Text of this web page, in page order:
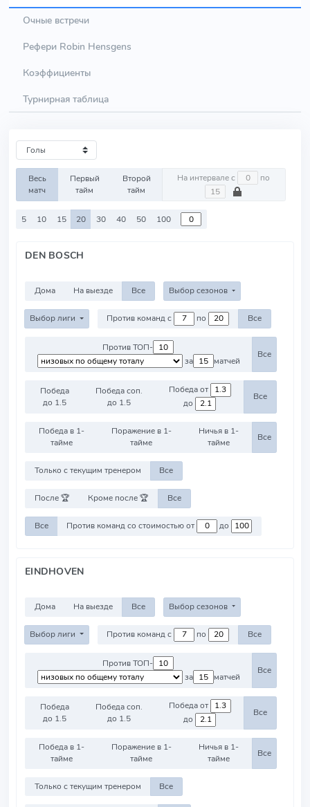
Очные встречи
Рефери Robin Hensgens
Коэффициенты
Турнирная таблица
Весь
матч
Первый
тайм
Второй
тайм
На интервале с по
5 10 15 20 30 40 50 100
DEN BOSCH
Дома На выезде Все Выбор сезонов
Выбор лиги Против команд с по Все
Против ТОП-
за
матчей
Все
Победа
до 1.5
Победа соп.
до 1.5
Победа от
до
Все
Победа в 1-
тайме
Поражение в 1-
тайме
Ничья в 1-
тайме
Все
Только с текущим тренером Все
После 🏆 Кроме после 🏆 Все
Все Против команд со стоимостью от до
EINDHOVEN
Дома На выезде Все Выбор сезонов
Выбор лиги Против команд с по Все
Против ТОП-
за
матчей
Все
Победа
до 1.5
Победа соп.
до 1.5
Победа от
до
Все
Победа в 1-
тайме
Поражение в 1-
тайме
Ничья в 1-
тайме
Все
Только с текущим тренером Все